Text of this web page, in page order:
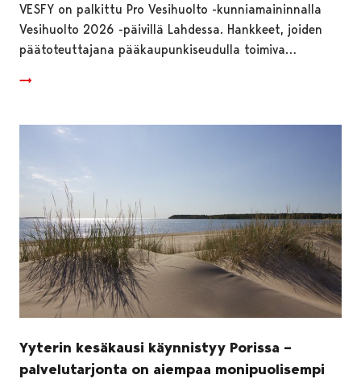
VESFY on palkittu Pro Vesihuolto -kunniamaininnalla
Vesihuolto 2026 -päivillä Lahdessa. Hankkeet, joiden
päätoteuttajana pääkaupunkiseudulla toimiva…
Yyterin kesäkausi käynnistyy Porissa –
palvelutarjonta on aiempaa monipuolisempi